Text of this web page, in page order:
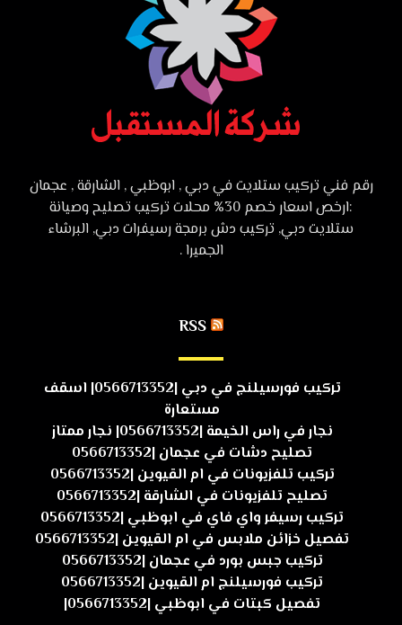
رقم فني تركيب ستلايت في دبي , ابوظبي , الشارقة , عجمان
:ارخص اسعار خصم 30% محلات تركيب تصليح وصيانة
ستلايت دبي, تركيب دش برمجة رسيفرات دبي, البرشاء
الجميرا .
RSS
تركيب فورسيلنج في دبي |0566713352| اسقف
مستعارة
نجار في راس الخيمة |0566713352| نجار ممتاز
تصليح دشات في عجمان |0566713352
تركيب تلفزيونات في ام القيوين |0566713352
تصليح تلفزيونات في الشارقة |0566713352
تركيب رسيفر واي فاي في ابوظبي |0566713352
تفصيل خزائن ملابس في ام القيوين |0566713352
تركيب جبس بورد في عجمان |0566713352
تركيب فورسيلنج ام القيوين |0566713352
تفصيل كبتات في ابوظبي |0566713352|